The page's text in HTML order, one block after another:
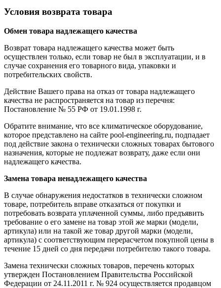
Условия возврата товара
Обмен товара надлежащего качества
Возврат товара надлежащего качества может быть
осуществлен только, если товар не был в эксплуатации, и в
случае сохранения его товарного вида, упаковки и
потребительских свойств.
Действие Вашего права на отказ от товара надлежащего
качества не распространяется на товар из перечня:
Постановление № 55 РФ от 19.01.1998 г.
Обратите внимание, что все климатическое оборудование,
которое представлено на сайте pool-engineering.ru, подпадает
под действие закона о технически сложных товарах бытового
назначения, которые не подлежат возврату, даже если они
надлежащего качества.
Замена товара ненадлежащего качества
В случае обнаружения недостатков в технически сложном
товаре, потребитель вправе отказаться от покупки и
потребовать возврата уплаченной суммы, либо предъявить
требование о его замене на товар этой же марки (модели,
артикула) или на такой же товар другой марки (модели,
артикула) с соответствующим перерасчетом покупной цены в
течение 15 дней со дня передачи потребителю такого товара.
Замена технически сложных товаров, перечень которых
утвержден Постановлением Правительства Российской
Федерации от 24.11.2011 г. № 924 осуществляется продавцом